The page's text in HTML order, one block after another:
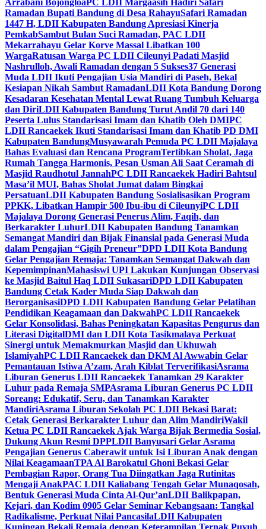
Arrabani BojongloaPC LDII Margaasih Hadiri Safari
Ramadan Bupati Bandung di Desa RahayuSafari Ramadan
1447 H, LDII Kabupaten Bandung Apresiasi Kinerja
PemkabSambut Bulan Suci Ramadan, PAC LDII
Mekarrahayu Gelar Korve Massal Libatkan 100
WargaRatusan Warga PC LDII Cileunyi Padati Masjid
Nashrulloh, Awali Ramadan dengan 5 Sukses37 Generasi
Muda LDII Ikuti Pengajian Usia Mandiri di Paseh, Bekal
Kesiapan Nikah Sambut RamadanLDII Kota Bandung Dorong
Kesadaran Kesehatan Mental Lewat Ruang Tumbuh Keluarga
dan DiriLDII Kabupaten Bandung Turut Andil 70 dari 140
Peserta Lulus Standarisasi Imam dan Khatib Oleh DMIPC
LDII Rancaekek Ikuti Standarisasi Imam dan Khatib PD DMI
Kabupaten BandungMusyawarah Pemuda PC LDII Majalaya
Bahas Evaluasi dan Rencana ProgramTertibkan Sholat, Jaga
Rumah Tangga Harmonis, Pesan Usman Ali Saat Ceramah di
Masjid Raudhotul JannahPC LDII Rancaekek Hadiri Bahtsul
Masa’il MUI, Bahas Sholat Jumat dalam Bingkai
PersatuanLDII Kabupaten Bandung Sosialisasikan Program
PPKK, Libatkan Hampir 500 Ibu-ibu di CileunyiPC LDII
Majalaya Dorong Generasi Penerus Alim, Faqih, dan
Berkarakter LuhurLDII Kabupaten Bandung Tanamkan
Semangat Mandiri dan Bijak Finansial pada Generasi Muda
dalam Pengajian “Gigih Preneur”DPD LDII Kota Bandung
Gelar Pengajian Remaja: Tanamkan Semangat Dakwah dan
KepemimpinanMahasiswi UPI Lakukan Kunjungan Observasi
ke Masjid Baitul Haq LDII SukasariDPD LDII Kabupaten
Bandung Cetak Kader Muda Siap Dakwah dan
BerorganisasiDPD LDII Kabupaten Bandung Gelar Pelatihan
Pendidikan Keagamaan dan DakwahPC LDII Rancaekek
Gelar Konsolidasi, Bahas Peningkatan Kapasitas Pengurus dan
Literasi DigitalDMI dan LDII Kota Tasikmalaya Perkuat
Sinergi untuk Memakmurkan Masjid dan Ukhuwah
IslamiyahPC LDII Rancaekek dan DKM Al Awwabin Gelar
Pemantauan Istiwa A’zam, Arah Kiblat TerverifikasiAsrama
Liburan Generus LDII Rancaekek Tanamkan 29 Karakter
Luhur pada Remaja SMPAsrama Liburan Generus PC LDII
Soreang: Edukatif, Seru, dan Tanamkan Karakter
MandiriAsrama Liburan Sekolah PC LDII Bekasi Barat:
Cetak Generasi Berkarakter Luhur dan Alim MandiriWakil
Ketua PC LDII Rancaekek Ajak Warga Bijak Bermedia Sosial,
Dukung Akun Resmi DPPLDII Banyusari Gelar Asrama
Pengajian Generus Caberawit untuk Isi Liburan Anak dengan
Nilai KeagamaanTPA Al Barokatul Ghoni Bekasi Gelar
Pembagian Rapor, Orang Tua Diingatkan Jaga Rutinitas
Mengaji AnakPAC LDII Kaliabang Tengah Gelar Munaqosah,
Bentuk Generasi Muda Cinta Al-Qur’anLDII Balikpapan,
Kejari, dan Kodim 0905 Gelar Seminar Kebangsaan: Tangkal
Radikalisme, Perkuat Nilai PancasilaLDII Kabupaten